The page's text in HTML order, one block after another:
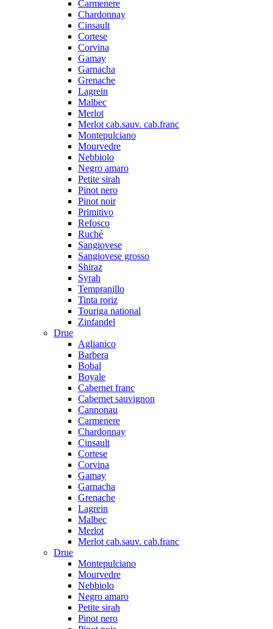
Carmenere
Chardonnay
Cinsault
Cortese
Corvina
Gamay
Garnacha
Grenache
Lagrein
Malbec
Merlot
Merlot cab.sauv. cab.franc
Montepulciano
Mourvedre
Nebbiolo
Negro amaro
Petite sirah
Pinot nero
Pinot noir
Primitivo
Refosco
Ruché
Sangiovese
Sangiovese grosso
Shiraz
Syrah
Tempranillo
Tinta roriz
Touriga national
Zinfandel
Drue
Aglianico
Barbera
Bobal
Boyale
Cabernet franc
Cabernet sauvignon
Cannonau
Carmenere
Chardonnay
Cinsault
Cortese
Corvina
Gamay
Garnacha
Grenache
Lagrein
Malbec
Merlot
Merlot cab.sauv. cab.franc
Drue
Montepulciano
Mourvedre
Nebbiolo
Negro amaro
Petite sirah
Pinot nero